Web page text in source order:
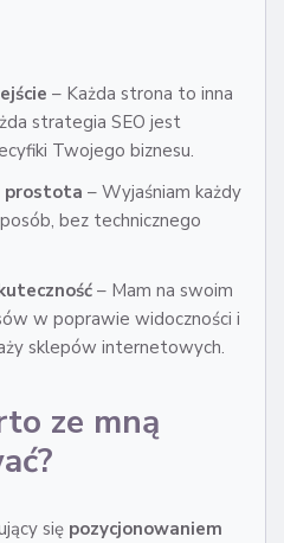
– Każda strona to inna
strategia SEO jest
Twojego biznesu.
prostota – Wyjaśniam każdy
bez technicznego
– Mam na swoim
w poprawie widoczności i
sklepów internetowych.
ze mną
się pozycjonowaniem